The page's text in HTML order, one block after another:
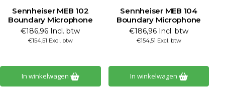
Sennheiser MEB 102
Boundary Microphone
€186,96 Incl. btw
€154,51 Excl. btw
In winkelwagen
Sennheiser MEB 104
Boundary Microphone
€186,96 Incl. btw
€154,51 Excl. btw
In winkelwagen